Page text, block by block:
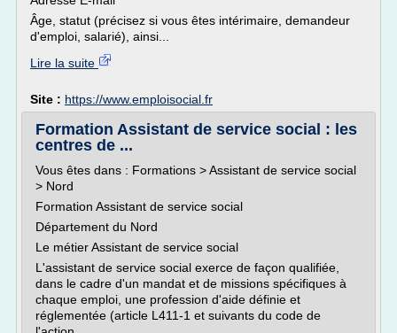
Âge, statut (précisez si vous êtes intérimaire, demandeur
d'emploi, salarié), ainsi...
Lire la suite
Site : https://www.emploisocial.fr
Formation Assistant de service social : les
centres de ...
Vous êtes dans : Formations > Assistant de service social
> Nord
Formation Assistant de service social
Département du Nord
Le métier Assistant de service social
L'assistant de service social exerce de façon qualifiée,
dans le cadre d'un mandat et de missions spécifiques à
chaque emploi, une profession d'aide définie et
réglementée (article L411-1 et suivants du code de